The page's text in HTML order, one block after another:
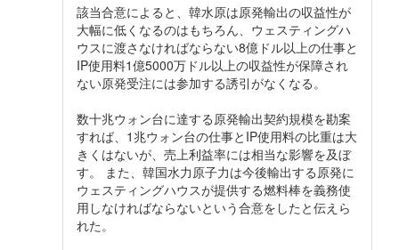
該当合意によると、韓水原は原発輸出の収益性が
大幅に低くなるのはもちろん、ウェスティングハ
ウスに渡さなければならない8億ドル以上の仕事と
IP使用料1億5000万ドル以上の収益性が保障され
ない原発受注には参加する誘引がなくなる。
数十兆ウォン台に達する原発輸出契約規模を勘案
すれば、1兆ウォン台の仕事とIP使用料の比重は大
きくはないが、売上利益率には相当な影響を及ぼ
す。 また、韓国水力原子力は今後輸出する原発に
ウェスティングハウスが提供する燃料棒を義務使
用しなければならないという合意をしたと伝えら
れた。